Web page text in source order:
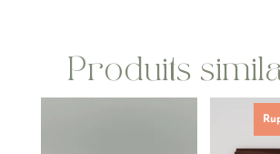
Produits